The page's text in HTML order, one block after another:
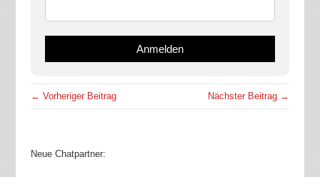
← Vorheriger Beitrag Nächster Beitrag →
Neue Chatpartner: